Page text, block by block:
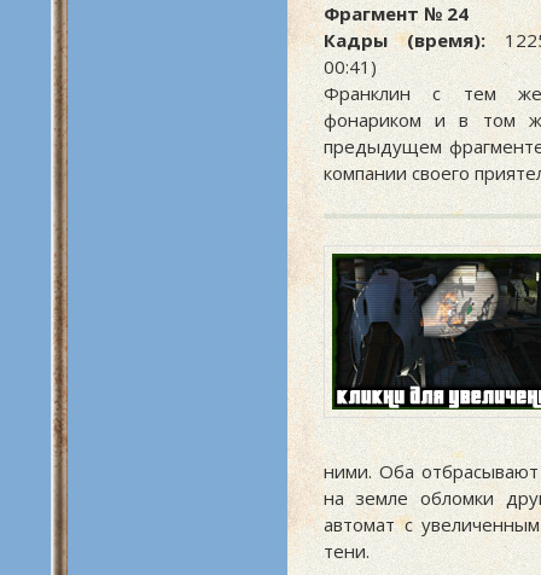
Фрагмент № 24
Кадры (время):
00:41)
Франклин с тем
фонариком и в том
предыдущем
компании своего
ними. Оба
на земле обломки
автомат с
тени.